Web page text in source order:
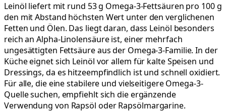
Leinöl liefert mit rund 53 g Omega-3-Fettsäuren pro 100 g
den mit Abstand höchsten Wert unter den verglichenen
Fetten und Ölen. Das liegt daran, dass Leinöl besonders
reich an Alpha-Linolensäure ist, einer mehrfach
ungesättigten Fettsäure aus der Omega-3-Familie. In der
Küche eignet sich Leinöl vor allem für kalte Speisen und
Dressings, da es hitzeempfindlich ist und schnell oxidiert.
Für alle, die eine stabilere und vielseitigere Omega-3-
Quelle suchen, empfiehlt sich die ergänzende
Verwendung von Rapsöl oder Rapsölmargarine.